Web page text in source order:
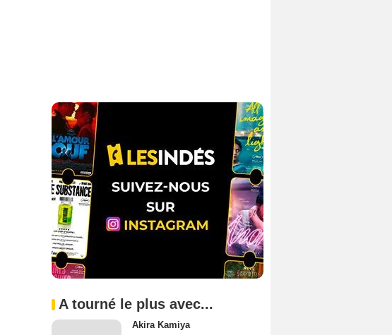
A tourné le plus avec...
Akira Kamiya